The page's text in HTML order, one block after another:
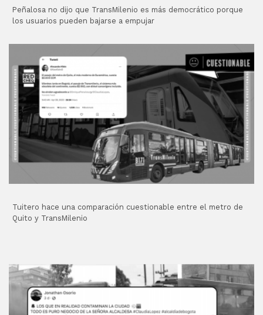
Peñalosa no dijo que TransMilenio es más democrático porque
los usuarios pueden bajarse a empujar
Tuitero hace una comparación cuestionable entre el metro de
Quito y TransMilenio